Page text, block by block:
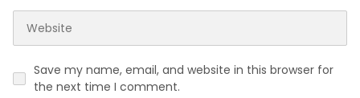
Save my name, email, and website in this browser for
the next time I comment.